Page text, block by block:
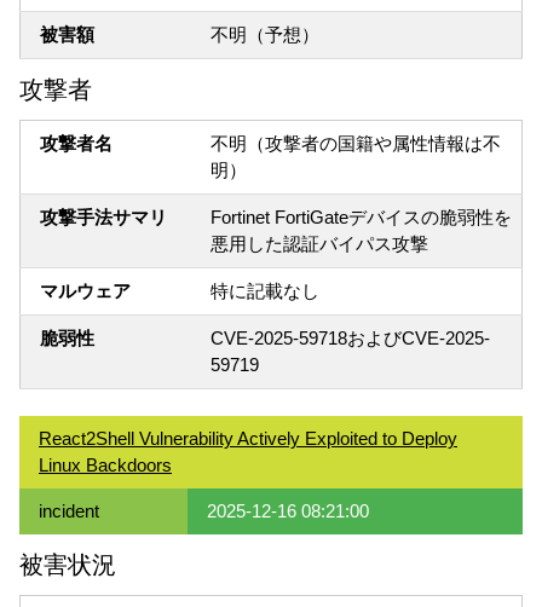
被害額 不明（予想）
攻撃者
攻撃者名
不明（攻撃者の国籍や属性情報は不
明）
攻撃手法サマリ
Fortinet FortiGateデバイスの脆弱性を
悪用した認証バイパス攻撃
マルウェア 特に記載なし
脆弱性
CVE-2025-59718およびCVE-2025-
59719
React2Shell Vulnerability Actively Exploited to Deploy
Linux Backdoors
incident 2025-12-16 08:21:00
被害状況